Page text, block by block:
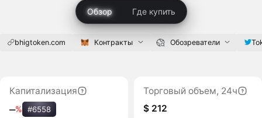
Обзор Где купить
bhigtoken.com Контракты Обозреватели
Капитализация
‒% #6558
Торговый объем, 24ч
$ 212